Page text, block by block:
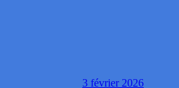
3 février 2026